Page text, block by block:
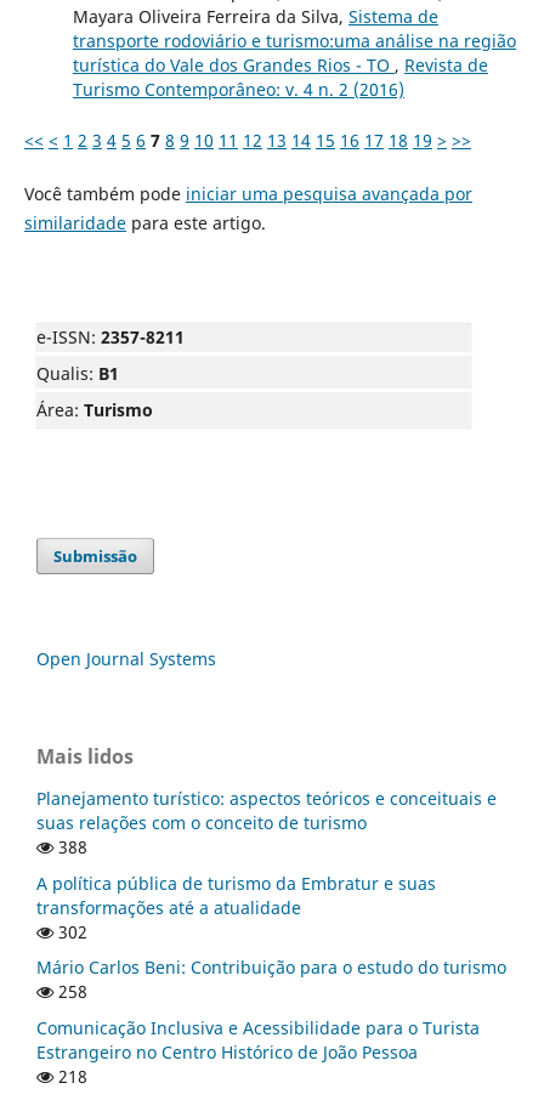
Mayara Oliveira Ferreira da Silva, Sistema de
transporte rodoviário e turismo:uma análise na região
turística do Vale dos Grandes Rios - TO , Revista de
Turismo Contemporâneo: v. 4 n. 2 (2016)
<< < 1 2 3 4 5 6 7 8 9 10 11 12 13 14 15 16 17 18 19 > >>
Você também pode iniciar uma pesquisa avançada por
similaridadepara este artigo.
e-ISSN: 2357-8211
Qualis: B1
Área: Turismo
Submissão
Open Journal Systems
Mais lidos
Planejamento turístico: aspectos teóricos e conceituais e
suas relações com o conceito de turismo
388
A política pública de turismo da Embratur e suas
transformações até a atualidade
302
Mário Carlos Beni: Contribuição para o estudo do turismo
258
Comunicação Inclusiva e Acessibilidade para o Turista
Estrangeiro no Centro Histórico de João Pessoa
218